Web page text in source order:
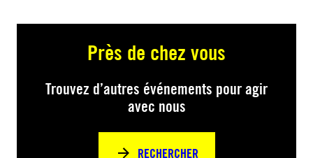
Près de chez vous
Trouvez d’autres événements pour agir
avec nous
RECHERCHER